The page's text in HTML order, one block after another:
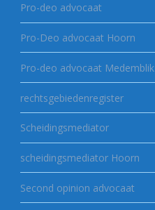
Pro-deo advocaat
Pro-Deo advocaat Hoorn
Pro-deo advocaat Medemblik
rechtsgebiedenregister
Scheidingsmediator
scheidingsmediator Hoorn
Second opinion advocaat